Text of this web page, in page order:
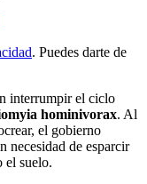
. Puedes darte de
interrumpir el ciclo
hominivorax. Al
el gobierno
necesidad de esparcir
el suelo.